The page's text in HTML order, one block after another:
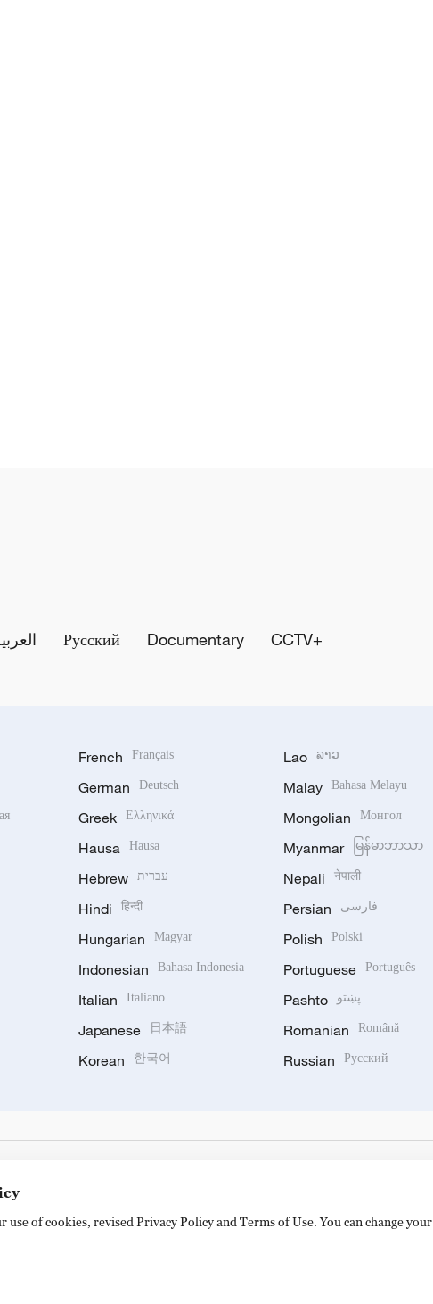
Русский Documentary CCTV+
French Français
German Deutsch
Greek Ελληνικά
Hausa Hausa
Hebrew עברית
Hindi हिन्दी
Hungarian Magyar
Indonesian Bahasa Indonesia
Italian Italiano
Japanese 日本語
Korean 한국어
Lao ລາວ
Malay Bahasa Melayu
Mongolian Монгол
Myanmar မြန်မာဘာသာ
Nepali नेपाली
Persian فارسی
Polish Polski
Portuguese Português
Pashto پښتو
Romanian Română
Russian Русский
16A Shijingshan Road, Beijing, China. 100040
of cookies, revised Privacy Policy and Terms of Use. You can change your